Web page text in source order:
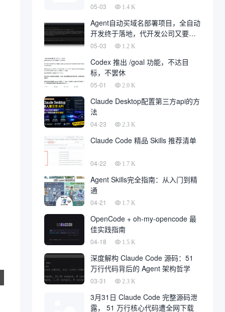
05-03 1.4 K
Agent自动买域名部署项目，全自动
开发终于落地，代开发公司又要倒
一大片
05-03 1.2 K
Codex 推出 /goal 功能，不达目
标，不罢休
05-01 2.0 K
Claude Desktop配置第三方api的方
法
04-23 2.3 K
Claude Code 精品 Skills 推荐清单
04-22 1.7 K
Agent Skills完全指南：从入门到精
通
04-21 1.7 K
OpenCode + oh-my-opencode 最
佳实践指南
04-18 1.5 K
深度解构 Claude Code 源码：51
万行代码背后的 Agent 架构哲学
03-31 2.3 K
3月31日 Claude Code 完整源码泄
露， 51 万行核心代码遭全网下载